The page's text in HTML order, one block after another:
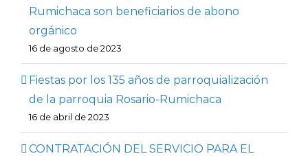
Rumichaca son beneficiarios de abono
orgánico
16 de agosto de 2023
Fiestas por los 135 años de parroquialización
de la parroquia Rosario-Rumichaca
16 de abril de 2023
CONTRATACIÓN DEL SERVICIO PARA EL